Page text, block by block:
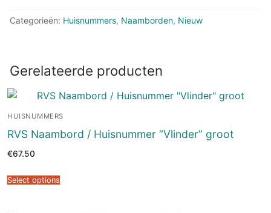
huisnummer
Categorieën: Huisnummers, Naamborden, Nieuw
Gerelateerde producten
HUISNUMMERS
RVS Naambord / Huisnummer “Vlinder” groot
€67.50
Select options